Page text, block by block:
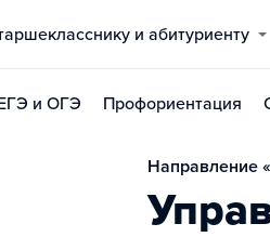
и абитуриенту
и ОГЭ Профориентация
Направление